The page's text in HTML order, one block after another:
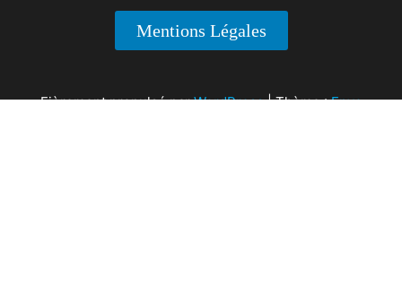
Mentions Légales
Fièrement propulsé parWordPress |Thème :Envo